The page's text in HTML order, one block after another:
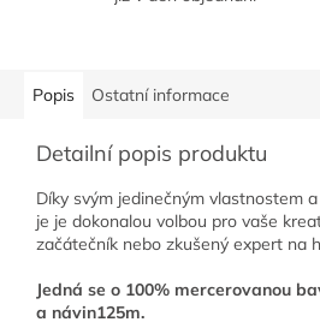
Popis Ostatní informace
Detailní popis produktu
Díky svým jedinečným vlastnostem
je je dokonalou volbou pro vaše
začátečník nebo zkušený expert na
Jedná se o 100% mercerovanou
a návin125m.